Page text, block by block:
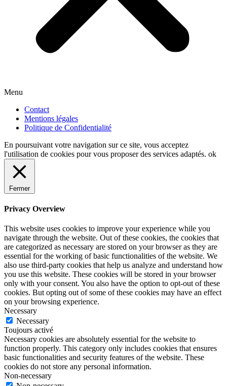
Menu
Contact
Mentions légales
Politique de Confidentialité
En poursuivant votre navigation sur ce site, vous acceptez
l'utilisation de cookies pour vous proposer des services adaptés. ok
Fermer
Privacy Overview
This website uses cookies to improve your experience while you
navigate through the website. Out of these cookies, the cookies that
are categorized as necessary are stored on your browser as they are
essential for the working of basic functionalities of the website. We
also use third-party cookies that help us analyze and understand how
you use this website. These cookies will be stored in your browser
only with your consent. You also have the option to opt-out of these
cookies. But opting out of some of these cookies may have an effect
on your browsing experience.
Necessary
Necessary
Toujours activé
Necessary cookies are absolutely essential for the website to
function properly. This category only includes cookies that ensures
basic functionalities and security features of the website. These
cookies do not store any personal information.
Non-necessary